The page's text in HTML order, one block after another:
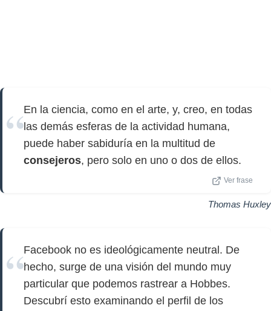
En la ciencia, como en el arte, y, creo, en todas
las demás esferas de la actividad humana,
puede haber sabiduría en la multitud de
consejeros, pero solo en uno o dos de ellos.
Ver frase
Thomas Huxley
Facebook no es ideológicamente neutral. De
hecho, surge de una visión del mundo muy
particular que podemos rastrear a Hobbes.
Descubrí esto examinando el perfil de los